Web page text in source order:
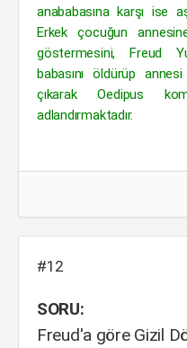
anababasına karşı ise
Erkek çocuğun
göstermesini, Freud
babasını öldürüp
çıkarak Oedipus
adlandırmaktadır.
#12
SORU:
Freud'a göre Gizil